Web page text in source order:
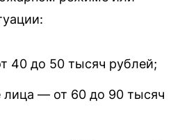
40 до 50 тысяч рублей;
— от 60 до 90 тысяч